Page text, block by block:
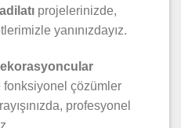
projelerinizde,
yanınızdayız.
fonksiyonel çözümler
profesyonel